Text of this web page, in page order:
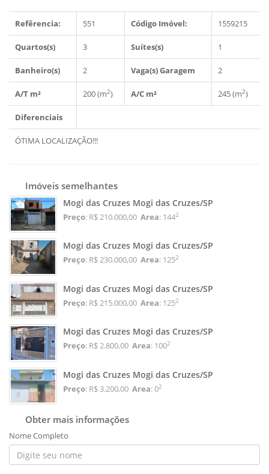
Refêrencia: 551 Código Imóvel: 1559215
Quartos(s) 3 Suítes(s) 1
Banheiro(s) 2 Vaga(s) Garagem 2
A/T m² 200 (m2) A/C m² 245 (m2)
Diferenciais
ÓTIMA LOCALIZAÇÃO!!!
Imóveis semelhantes
Mogi das Cruzes Mogi das Cruzes/SP
Preço: R$ 210.000,00 Area: 1442
Mogi das Cruzes Mogi das Cruzes/SP
Preço: R$ 230.000,00 Area: 1252
Mogi das Cruzes Mogi das Cruzes/SP
Preço: R$ 215.000,00 Area: 1252
Mogi das Cruzes Mogi das Cruzes/SP
Preço: R$ 2.800,00 Area: 1002
Mogi das Cruzes Mogi das Cruzes/SP
Preço: R$ 3.200,00 Area: 02
Obter mais informações
Nome Completo